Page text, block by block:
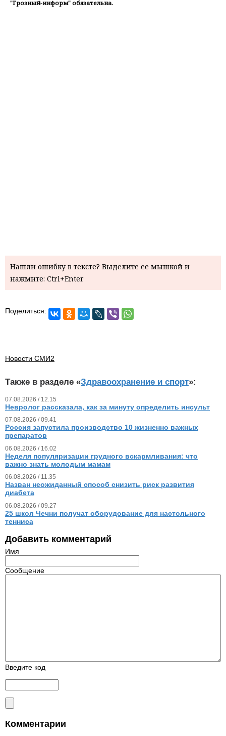
"Грозный-информ" обязательна.
Нашли ошибку в тексте? Выделите ее мышкой и
нажмите: Ctrl+Enter
Поделиться:
Новости СМИ2
Также в разделе «Здравоохранение и спорт»:
07.08.2026 / 12.15
Невролог рассказала, как за минуту определить инсульт
07.08.2026 / 09.41
Россия запустила производство 10 жизненно важных
препаратов
06.08.2026 / 16.02
Неделя популяризации грудного вскармливания: что
важно знать молодым мамам
06.08.2026 / 11.35
Назван неожиданный способ снизить риск развития
диабета
06.08.2026 / 09.27
25 школ Чечни получат оборудование для настольного
тенниса
Добавить комментарий
Имя
Сообщение
Введите код
Комментарии